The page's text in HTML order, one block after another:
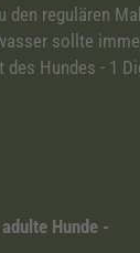
den regulären
sollte
des Hundes - 1
Hunde -